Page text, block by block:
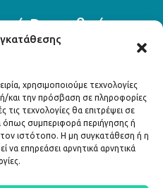
χρησιμοποιούμε τεχνολογίες
και την πρόσβαση σε πληροφορίες
τεχνολογίες θα επιτρέψει σε
συμπεριφορά περιήγησης ή
ιστότοπο. Η μη συγκατάθεση ή η
να επηρεάσει αρνητικά αρνητικά
Ραντεβού
11 70
11 46